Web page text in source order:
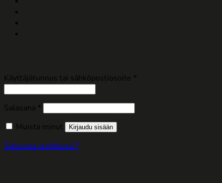
Käyttäjätunnus tai sähköpostiosoite *
Salasana *
Muista minut
Kirjaudu sisään
Salasana unohtunut?